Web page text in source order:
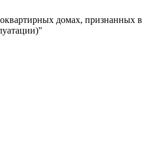
домах, признанных в